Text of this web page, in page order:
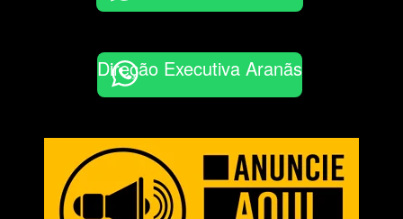
Direção Executiva Aranãs